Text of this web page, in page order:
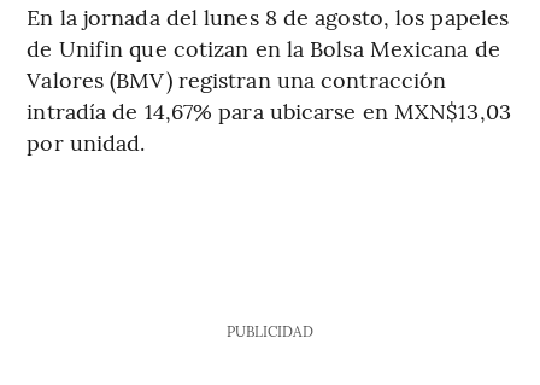
En la jornada del lunes 8 de agosto, los papeles
de Unifin que cotizan en la Bolsa Mexicana de
Valores (BMV) registran una contracción
intradía de 14,67% para ubicarse en MXN$13,03
por unidad.
PUBLICIDAD